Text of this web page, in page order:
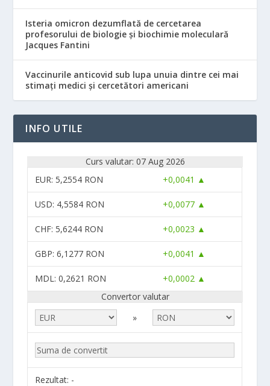
Isteria omicron dezumflată de cercetarea
profesorului de biologie și biochimie moleculară
Jacques Fantini
Vaccinurile anticovid sub lupa unuia dintre cei mai
stimați medici și cercetători americani
INFO UTILE
Curs valutar: 07 Aug 2026
EUR: 5,2554 RON +0,0041 ▲
USD: 4,5584 RON +0,0077 ▲
CHF: 5,6244 RON +0,0023 ▲
GBP: 6,1277 RON +0,0041 ▲
MDL : 0,2621 RON
+0,0002 ▲
Convertor valutar
»
Rezultat: -